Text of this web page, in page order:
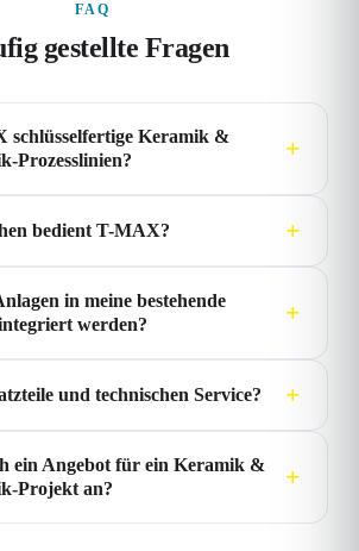
FAQ
gestellte Fragen
schlüsselfertige Keramik &
Prozesslinien?
bedient T-MAX?
in meine bestehende
werden?
und technischen Service?
ein Angebot für ein Keramik &
Projekt an?